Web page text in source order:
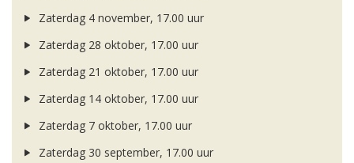
Zaterdag 4 november, 17.00 uur
Zaterdag 28 oktober, 17.00 uur
Zaterdag 21 oktober, 17.00 uur
Zaterdag 14 oktober, 17.00 uur
Zaterdag 7 oktober, 17.00 uur
Zaterdag 30 september, 17.00 uur